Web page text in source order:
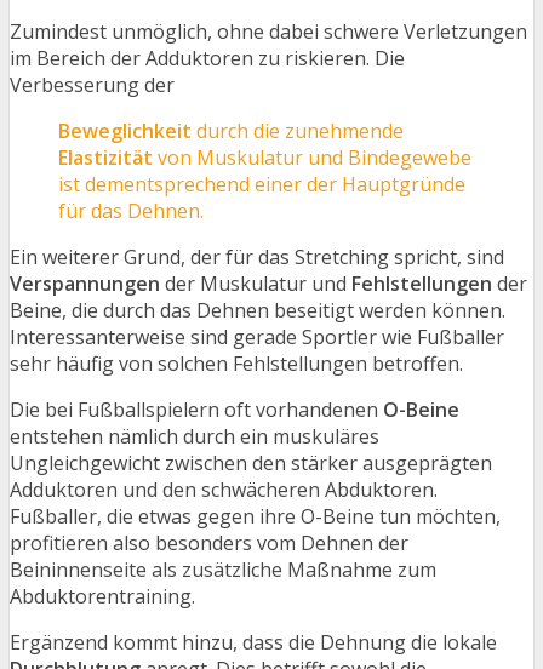
Zumindest unmöglich, ohne dabei schwere Verletzungen
im Bereich der Adduktoren zu riskieren. Die
Verbesserung der
Beweglichkeit durch die zunehmende
Elastizität von Muskulatur und Bindegewebe
ist dementsprechend einer der Hauptgründe
für das Dehnen.
Ein weiterer Grund, der für das Stretching spricht, sind
Verspannungen der Muskulatur und Fehlstellungen der
Beine, die durch das Dehnen beseitigt werden können.
Interessanterweise sind gerade Sportler wie Fußballer
sehr häufig von solchen Fehlstellungen betroffen.
Die bei Fußballspielern oft vorhandenen O-Beine
entstehen nämlich durch ein muskuläres
Ungleichgewicht zwischen den stärker ausgeprägten
Adduktoren und den schwächeren Abduktoren.
Fußballer, die etwas gegen ihre O-Beine tun möchten,
profitieren also besonders vom Dehnen der
Beininnenseite als zusätzliche Maßnahme zum
Abduktorentraining.
Ergänzend kommt hinzu, dass die Dehnung die lokale